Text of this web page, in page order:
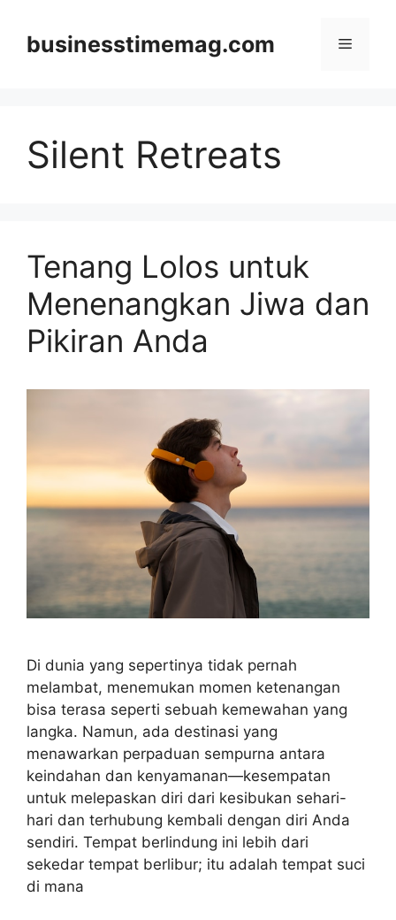
contentbusinesstimemag.com Menu
Silent Retreats
Tenang Lolos untuk
Menenangkan Jiwa dan
Pikiran Anda
Di dunia yang sepertinya tidak pernah
melambat, menemukan momen ketenangan
bisa terasa seperti sebuah kemewahan yang
langka. Namun, ada destinasi yang
menawarkan perpaduan sempurna antara
keindahan dan kenyamanan—kesempatan
untuk melepaskan diri dari kesibukan sehari-
hari dan terhubung kembali dengan diri Anda
sendiri. Tempat berlindung ini lebih dari
sekedar tempat berlibur; itu adalah tempat suci
di mana